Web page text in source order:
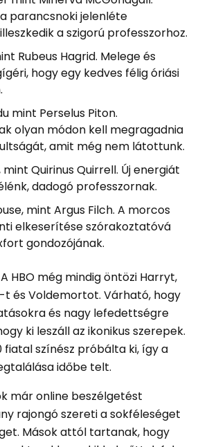
parancsnoki jelenléte
a szigorú professzorhoz.
Rubeus Hagrid. Melege és
hogy egy kedves félig óriási
mint Perselus Piton.
olyan módon kell megragadnia
amit még nem látottunk.
mint Quirinus Quirrell. Új energiát
dadogó professzornak.
mint Argus Filch. A morcos
elkeserítése szórakoztatóvá
gondozójának.
HBO még mindig öntözi Harryt,
t és Voldemortot. Várható, hogy
és nagy lefedettségre
ki leszáll az ikonikus szerepek.
fiatal színész próbálta ki, így a
időbe telt.
már online beszélgetést
rajongó szereti a sokféleséget
Mások attól tartanak, hogy